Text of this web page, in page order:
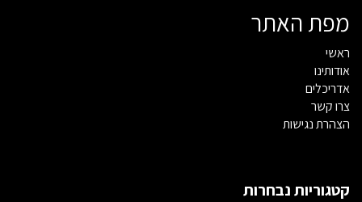
מפת האתר
ראשי
אודותינו
אדריכלים
צרו קשר
הצהרת נגישות
קטגוריות נבחרות